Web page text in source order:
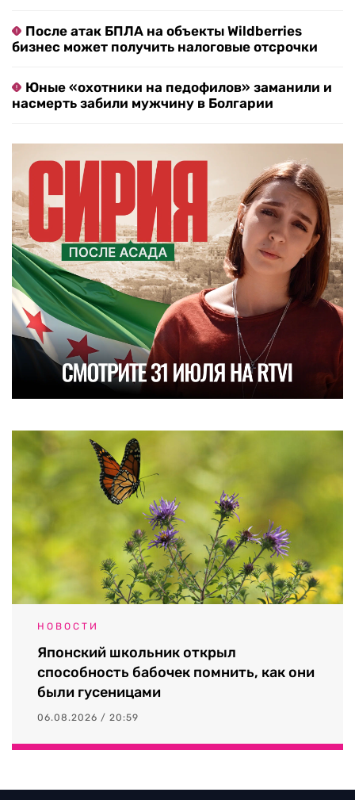
После атак БПЛА на объекты Wildberries
бизнес может получить налоговые отсрочки
Юные «охотники на педофилов» заманили и
насмерть забили мужчину в Болгарии
НОВОСТИ
Японский школьник открыл
способность бабочек помнить, как они
были гусеницами
06.08.2026 / 20:59